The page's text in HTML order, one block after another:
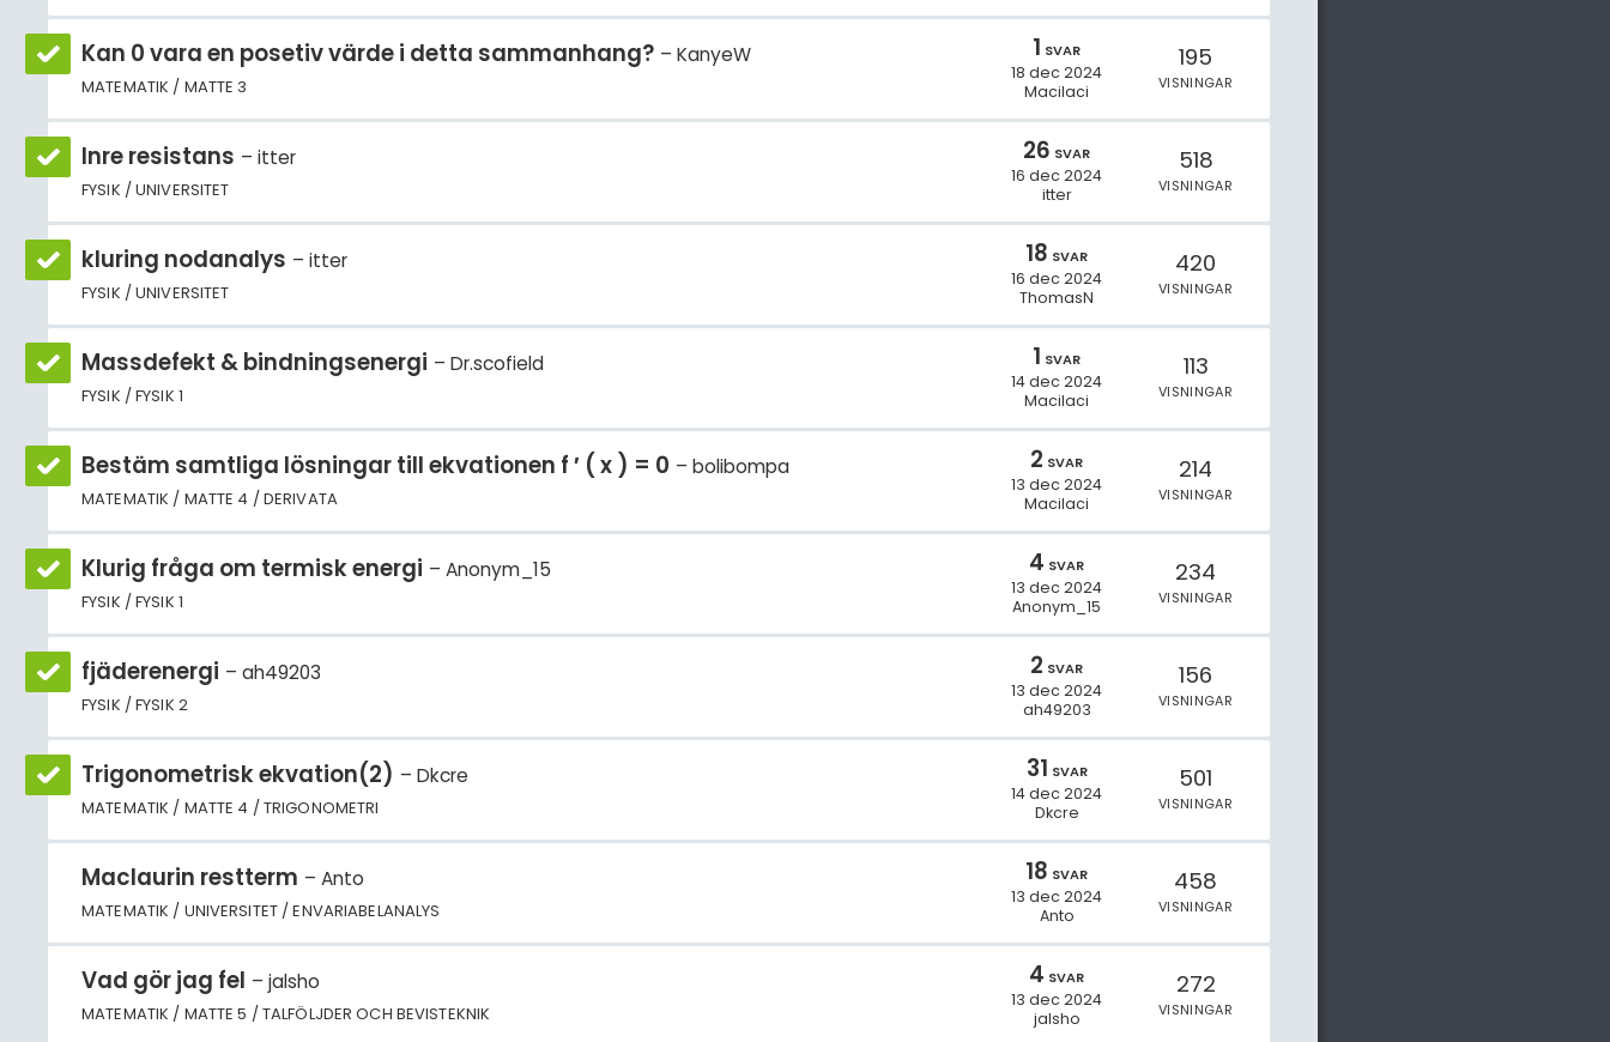
Kan 0 vara en posetiv värde i detta sammanhang? KanyeW
MATEMATIK / MATTE 3
1 SVAR
18 dec 2024
Macilaci
195
VISNINGAR
Inre resistans itter
FYSIK / UNIVERSITET
26 SVAR
16 dec 2024
itter
518
VISNINGAR
kluring nodanalys itter
FYSIK / UNIVERSITET
18 SVAR
16 dec 2024
ThomasN
420
VISNINGAR
Massdefekt & bindningsenergi Dr.scofield
FYSIK / FYSIK 1
1 SVAR
14 dec 2024
Macilaci
113
VISNINGAR
Bestäm samtliga lösningar till ekvationen f ′ ( x ) = 0 bolibompa
MATEMATIK / MATTE 4 / DERIVATA
2 SVAR
13 dec 2024
Macilaci
214
VISNINGAR
Klurig fråga om termisk energi Anonym_15
FYSIK / FYSIK 1
4 SVAR
13 dec 2024
Anonym_15
234
VISNINGAR
fjäderenergi ah49203
FYSIK / FYSIK 2
2 SVAR
13 dec 2024
ah49203
156
VISNINGAR
Trigonometrisk ekvation(2) Dkcre
MATEMATIK / MATTE 4 / TRIGONOMETRI
31 SVAR
14 dec 2024
Dkcre
501
VISNINGAR
Maclaurin restterm Anto
MATEMATIK / UNIVERSITET / ENVARIABELANALYS
18 SVAR
13 dec 2024
Anto
458
VISNINGAR
Vad gör jag fel jalsho
MATEMATIK / MATTE 5 / TALFÖLJDER OCH BEVISTEKNIK
4 SVAR
13 dec 2024
jalsho
272
VISNINGAR